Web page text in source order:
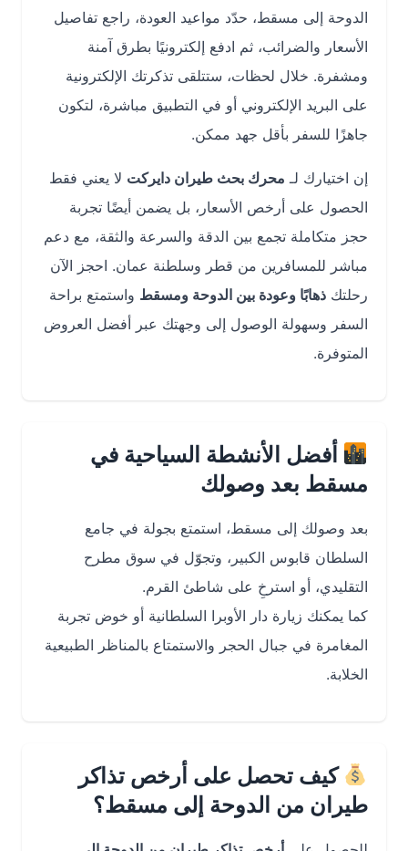
الدوحة إلى مسقط، حدّد مواعيد العودة، راجع تفاصيل
الأسعار والضرائب، ثم ادفع إلكترونيًا بطرق آمنة
ومشفرة. خلال لحظات، ستتلقى تذكرتك الإلكترونية
على البريد الإلكتروني أو في التطبيق مباشرة، لتكون
جاهزًا للسفر بأقل جهد ممكن.
إن اختيارك لـمحرك بحث طيران دايركتلا يعني فقط
الحصول على أرخص الأسعار، بل يضمن أيضًا تجربة
حجز متكاملة تجمع بين الدقة والسرعة والثقة، مع دعم
مباشر للمسافرين من قطر وسلطنة عمان. احجز الآن
رحلتك ذهابًا وعودة بين الدوحة ومسقطواستمتع براحة
السفر وسهولة الوصول إلى وجهتك عبر أفضل العروض
المتوفرة.
أفضل الأنشطة السياحية في
مسقط بعد وصولك
بعد وصولك إلى مسقط، استمتع بجولة في جامع
السلطان قابوس الكبير، وتجوّل في سوق مطرح
التقليدي، أو استرخِ على شاطئ القرم.
كما يمكنك زيارة دار الأوبرا السلطانية أو خوض تجربة
المغامرة في جبال الحجر والاستمتاع بالمناظر الطبيعية
الخلابة.
كيف تحصل على أرخص تذاكر
طيران من الدوحة إلى مسقط؟